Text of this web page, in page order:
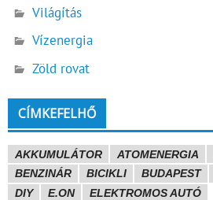
Világítás
Vízenergia
Zöld rovat
CÍMKEFELHŐ
AKKUMULÁTOR ATOMENERGIA
BENZINÁR
BICIKLI BUDAPEST
DIY
E.ON
ELEKTROMOS AUTÓ